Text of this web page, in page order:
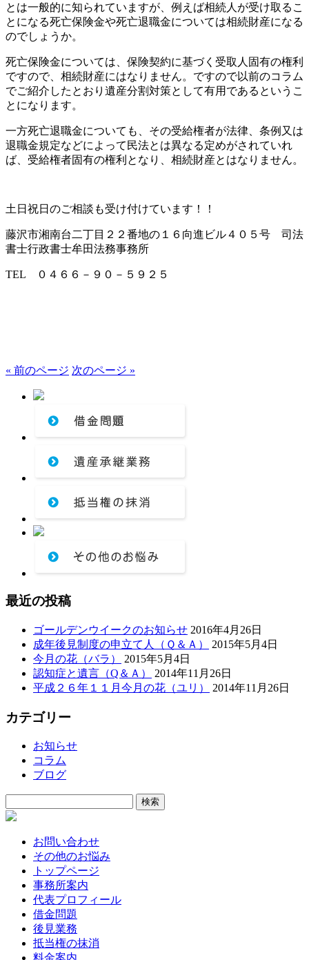
とは一般的に知られていますが、例えば相続人が受け取るこ
とになる死亡保険金や死亡退職金については相続財産になる
のでしょうか。
死亡保険金については、保険契約に基づく受取人固有の権利
ですので、相続財産にはなりません。ですので以前のコラム
でご紹介したとおり遺産分割対策として有用であるというこ
とになります。
一方死亡退職金についても、その受給権者が法律、条例又は
退職金規定などによって民法とは異なる定めがされていれ
ば、受給権者固有の権利となり、相続財産とはなりません。
土日祝日のご相談も受け付けています！！
藤沢市湘南台二丁目２２番地の１６向進ビル４０５号 司法
書士行政書士牟田法務事務所
TEL ０４６６－９０－５９２５
« 前のページ 次のページ »
最近の投稿
ゴールデンウイークのお知らせ 2016年4月26日
成年後見制度の申立て人（Ｑ＆Ａ）
2015年5月4日
今月の花（バラ）
2015年5月4日
認知症と遺言（Q＆Ａ）
2014年11月26日
平成２６年１１月今月の花（ユリ）
2014年11月26日
カテゴリー
お知らせ
コラム
ブログ
索:
お問い合わせ
その他のお悩み
トップページ
事務所案内
代表プロフィール
借金問題
後見業務
抵当権の抹消